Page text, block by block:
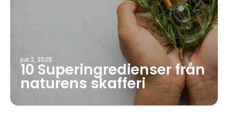
juli 2, 2025
10 Superingredienser från
naturens skafferi